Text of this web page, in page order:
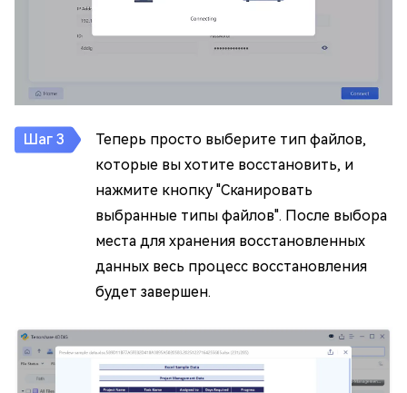
Теперь просто выберите тип файлов,
которые вы хотите восстановить, и
нажмите кнопку "Сканировать
выбранные типы файлов". После выбора
места для хранения восстановленных
данных весь процесс восстановления
будет завершен.